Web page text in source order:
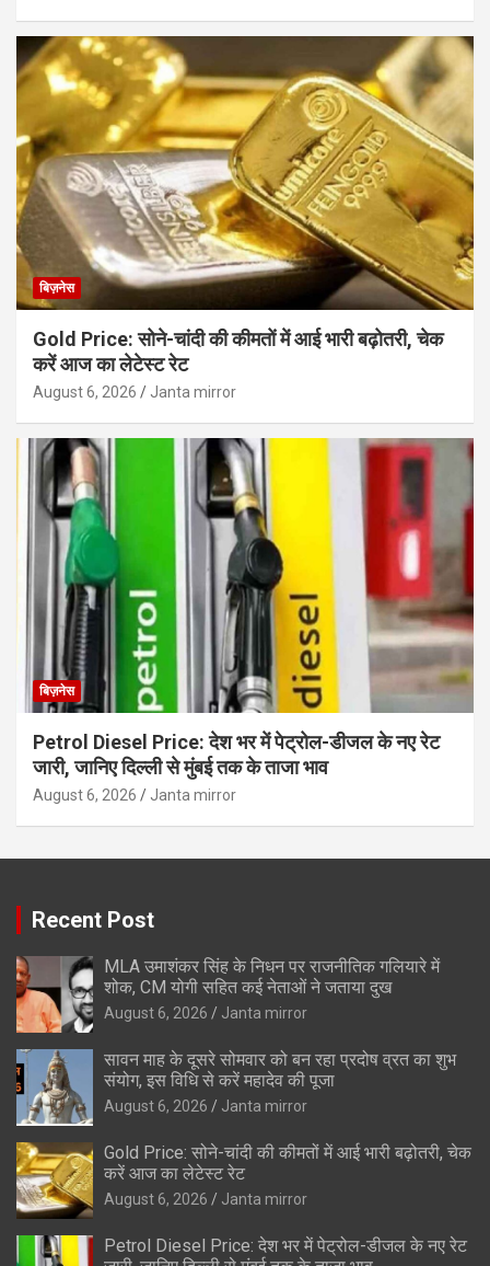
बिज़नेस
Gold Price: सोने-चांदी की कीमतों में आई भारी बढ़ोतरी, चेक
करें आज का लेटेस्ट रेट
August 6, 2026 Janta mirror
बिज़नेस
Petrol Diesel Price: देश भर में पेट्रोल-डीजल के नए रेट
जारी, जानिए दिल्ली से मुंबई तक के ताजा भाव
August 6, 2026 Janta mirror
Recent Post
MLA उमाशंकर सिंह के निधन पर राजनीतिक गलियारे में
शोक, CM योगी सहित कई नेताओं ने जताया दुख
August 6, 2026 Janta mirror
सावन माह के दूसरे सोमवार को बन रहा प्रदोष व्रत का शुभ
संयोग, इस विधि से करें महादेव की पूजा
August 6, 2026 Janta mirror
Gold Price: सोने-चांदी की कीमतों में आई भारी बढ़ोतरी, चेक
करें आज का लेटेस्ट रेट
August 6, 2026 Janta mirror
Petrol Diesel Price: देश भर में पेट्रोल-डीजल के नए रेट